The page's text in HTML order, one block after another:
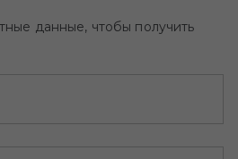
данные, чтобы получить